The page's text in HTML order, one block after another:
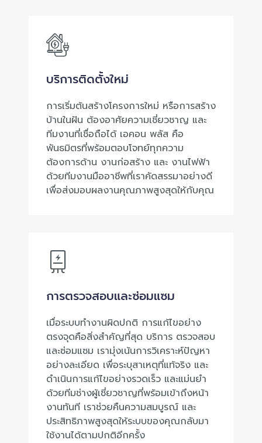
บริการติดตั้งใหม่
การเริ่มต้นสร้างโครงการใหม่ หรือการสร้าง
บ้านในฝัน ต้องอาศัยความเชี่ยวชาญ และ
ทีมงานที่เชื่อถือได้ เอคอน พลัส คือ
พันธมิตรที่พร้อมตอบโจทย์ทุกความ
ต้องการด้าน งานก่อสร้าง และ งานไฟฟ้า
ด้วยทีมงานมืออาชีพที่เราคัดสรรมาอย่างดี
เพื่อส่งมอบผลงานคุณภาพสูงสุดให้กับคุณ
การตรวจสอบและซ่อมแซม
เมื่อระบบทำงานผิดปกติ การแก้ไขอย่าง
ตรงจุดคือสิ่งสำคัญที่สุด บริการ ตรวจสอบ
และซ่อมแซม เรามุ่งเน้นการวิเคราะห์ปัญหา
อย่างละเอียด เพื่อระบุสาเหตุที่แท้จริง และ
ดำเนินการแก้ไขอย่างรวดเร็ว และแม่นยำ
ด้วยทีมช่างผู้เชี่ยวชาญที่พร้อมเข้าถึงหน้า
งานทันที เราช่วยคืนความสมบูรณ์ และ
ประสิทธิภาพสูงสุดให้ระบบของคุณกลับมา
ใช้งานได้ตามปกติอีกครั้ง